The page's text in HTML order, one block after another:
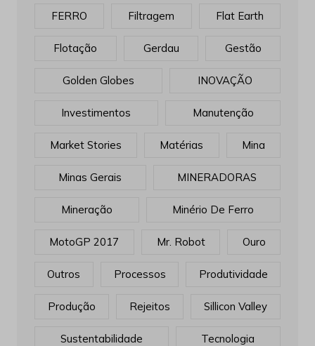
FERRO Filtragem Flat Earth
Flotação Gerdau Gestão
Golden Globes INOVAÇÃO
Investimentos Manutenção
Market Stories Matérias Mina
Minas Gerais MINERADORAS
Mineração Minério De Ferro
MotoGP 2017 Mr. Robot Ouro
Outros Processos Produtividade
Produção Rejeitos Sillicon Valley
Sustentabilidade Tecnologia